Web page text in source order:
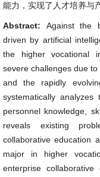
能力，实现了人才培养与
Abstract: Against the
driven by artificial
the higher vocational
severe challenges due
and the rapidly
systematically
personnel knowledge,
reveals existing
collaborative education
major in higher
enterprise